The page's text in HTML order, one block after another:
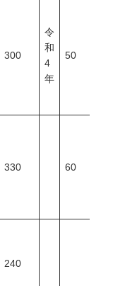
300
令
和
4
年
50
330 60
240